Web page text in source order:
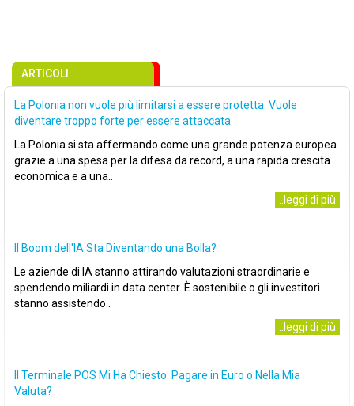
ARTICOLI
La Polonia non vuole più limitarsi a essere protetta. Vuole
diventare troppo forte per essere attaccata
La Polonia si sta affermando come una grande potenza europea
grazie a una spesa per la difesa da record, a una rapida crescita
economica e a una..
..leggi di più
Il Boom dell'IA Sta Diventando una Bolla?
Le aziende di IA stanno attirando valutazioni straordinarie e
spendendo miliardi in data center. È sostenibile o gli investitori
stanno assistendo..
..leggi di più
Il Terminale POS Mi Ha Chiesto: Pagare in Euro o Nella Mia
Valuta?